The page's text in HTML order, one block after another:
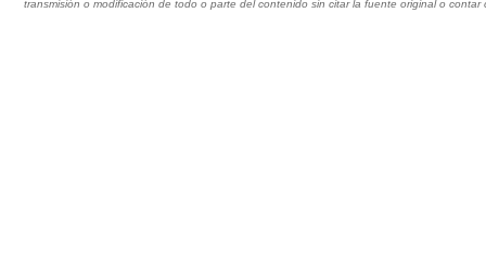
transmisión o modificación de todo o parte del contenido sin citar la fuente original o